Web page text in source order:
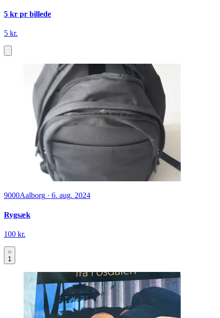
5 kr pr billede
5 kr.
9000Aalborg · 6. aug. 2024
Rygsæk
100 kr.
1